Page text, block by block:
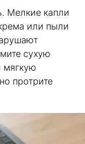
Мелкие капли
или пыли
сухую
мягкую
протрите